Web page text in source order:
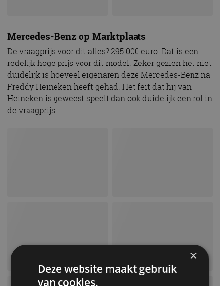
Mercedes-Benz op Marktplaats
De vraagprijs voor dit alles? 295.000 euro. Dat is een
redelijk hoge prijs voor dit model. Zeker gezien het niet
duidelijk is hoeveel eigenaren deze Mercedes-Benz na
Freddy Heineken heeft gehad. Het feit dat hij van
Heineken is geweest speelt dan ook duidelijk een rol in
de vraagprijs.
×
Deze website maakt gebruik
van cookies.